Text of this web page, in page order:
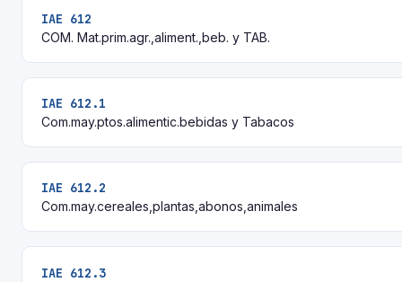
IAE 612
COM. Mat.prim.agr.,aliment.,beb. y TAB.
IAE 612.1
Com.may.ptos.alimentic.bebidas y Tabacos
IAE 612.2
Com.may.cereales,plantas,abonos,animales
IAE 612.3